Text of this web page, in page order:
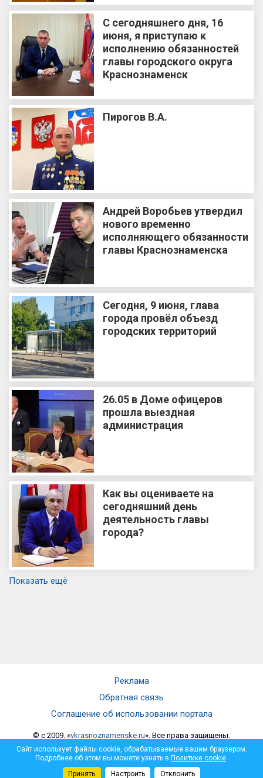
С сегодняшнего дня, 16
июня, я приступаю к
исполнению обязанностей
главы городского округа
Краснознаменск
Пирогов В.А.
Андрей Воробьев утвердил
нового временно
исполняющего обязанности
главы Краснознаменска
Сегодня, 9 июня, глава
города провёл объезд
городских территорий
26.05 в Доме офицеров
прошла выездная
администрация
Как вы оцениваете на
сегодняшний день
деятельность главы
города?
Показать ещё
Реклама
Обратная связь
Соглашение об использовании портала
© c 2009. «vkrasnoznamenske.ru». Все права защищены.
Мнение администрации не всегда совпадает с мнением автора.
Администрация не несет ответственности за достоверность
опубликованной информации и за отзывы, оставленные
посетителями под материалами, публикуемыми на сайте.
Сайт использует файлы cookie, обрабатываемые вашим браузером.
Подробнее об этом вы можете узнать в Политике cookie.
Принять
Настроить Отклонить